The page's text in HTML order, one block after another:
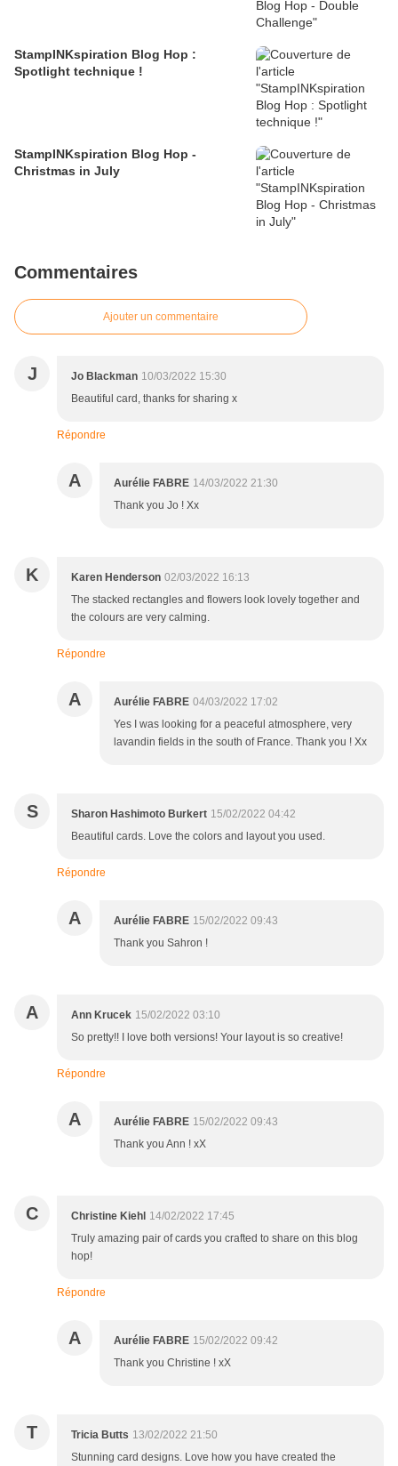
StampINKspiration Blog Hop :
Spotlight technique !
StampINKspiration Blog Hop -
Christmas in July
Commentaires
Ajouter un commentaire
J Jo Blackman 10/03/2022 15:30
Beautiful card, thanks for sharing x
Répondre
A Aurélie FABRE 14/03/2022 21:30
Thank you Jo ! Xx
K Karen Henderson 02/03/2022 16:13
The stacked rectangles and flowers look lovely together and
the colours are very calming.
Répondre
A Aurélie FABRE 04/03/2022 17:02
Yes I was looking for a peaceful atmosphere, very
lavandin fields in the south of France. Thank you ! Xx
S Sharon Hashimoto Burkert 15/02/2022 04:42
Beautiful cards. Love the colors and layout you used.
Répondre
A Aurélie FABRE 15/02/2022 09:43
Thank you Sahron !
A Ann Krucek 15/02/2022 03:10
So pretty!! I love both versions! Your layout is so creative!
Répondre
A Aurélie FABRE 15/02/2022 09:43
Thank you Ann ! xX
C Christine Kiehl 14/02/2022 17:45
Truly amazing pair of cards you crafted to share on this blog
hop!
Répondre
A Aurélie FABRE 15/02/2022 09:42
Thank you Christine ! xX
T Tricia Butts 13/02/2022 21:50
Stunning card designs. Love how you have created the